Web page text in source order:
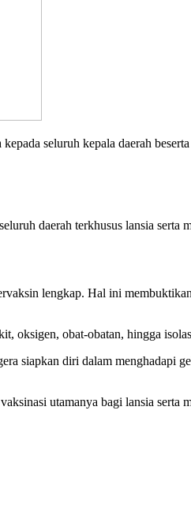
seluruh kepala daerah beserta
daerah terkhusus lansia serta
lengkap. Hal ini
oksigen, obat-obatan, hingga
siapkan diri dalam menghadapi
utamanya bagi lansia serta